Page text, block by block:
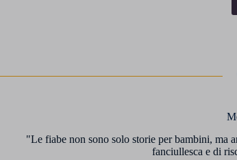
"Le fiabe non sono solo storie per bambini, ma
fanciullesca e di